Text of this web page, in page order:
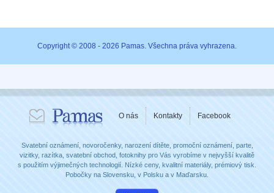
Copyright © 2008 - 2026 Pamas. Všechna práva vyhrazena.
O nás Kontakty Facebook
Svatební oznámení, novoročenky, narození dítěte, promoční oznámení, parte,
vizitky, razítka, svatební obchod, fotoknihy pro Vás vyrobíme v nejvyšší kvalitě
s použitím výjimečných technologií. Nízké ceny, kvalitní materiály, prémiový tisk.
Pobočky na Slovensku, v Polsku a v Maďarsku.